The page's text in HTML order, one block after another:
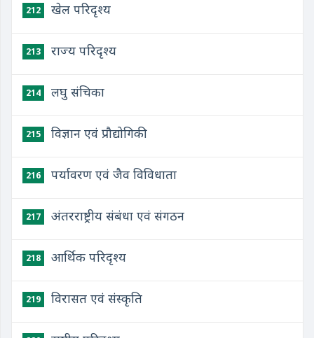
212 खेल परिदृश्य
213 राज्य परिदृश्य
214 लघु संचिका
215 विज्ञान एवं प्रौद्योगिकी
216 पर्यावरण एवं जैव विविधाता
217 अंतरराष्ट्रीय संबंधा एवं संगठन
218 आर्थिक परिदृश्य
219 विरासत एवं संस्कृति